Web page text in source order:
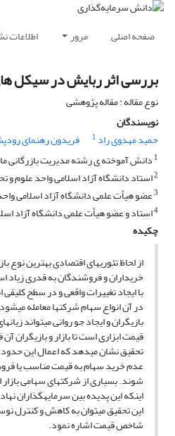
صفحه اصلی مرور اطلاعات
بررسی اثر ربایش در سیکل
نوع مقاله : مقاله پژوهشی
نویسندگان
حمید مهدوی راد 1 فریدون رهنمای
1 دانش آموخته ی رشته مدیریت بازرگانی
2استاد دانشگاه آزاد اسلامی واحد علوم و
3عضو هیأت علمی دانشگاه آزاد اسلامی
4استاد و عضو هیأت علمی دانشگاه آزاد
چکیده
از لحاظ تئوریهای اقتصادی بهترین نوع
خریداران و فروشندگان به قدری زیاد
با ایجاد تغییرات واقعی و در سطح
در آن انواع سهام شرکتها معامله
بازیگران و ایجاد جو روانی میتواند
قیمت ابزاری است تا بازار و بازیگران
تحقیق نشان میدهد که اعمال این
عدم خرید سهام به قیمت مناسب یا
شوند. بسیاری از شرکتهای سهامی بازار از جمله 03 شرکت بزرگ مورد بررسی با این پدیده
اینکه این پدیده بین سرمایهگذاران
این تحقیق میتوان به کاهش و کنترل
شاخص قیمت اشاره نمود.